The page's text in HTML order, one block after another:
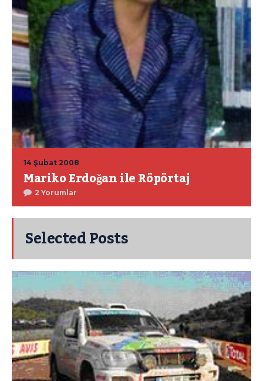
14 Şubat 2008
Mariko Erdoğan ile Röpörtaj
2 Yorumlar
Selected Posts